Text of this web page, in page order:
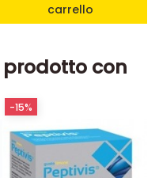
carrello
con